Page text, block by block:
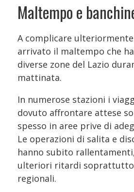
Maltempo e
A complicare
arrivato il maltempo che
diverse zone del Lazio
mattinata.
In numerose stazioni i
dovuto affrontare attese
spesso in aree prive di
Le operazioni di salita e
hanno subito
ulteriori ritardi soprattutto
regionali.